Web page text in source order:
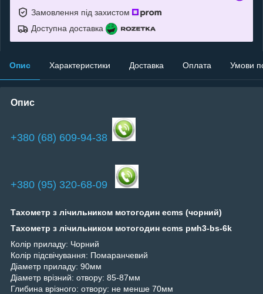
Замовлення під захистом
Доступна доставка
Опис Характеристики Доставка Оплата Умови
Опис
+380 (68) 609-94-38
+380 (95) 320-68-09
Тахометр з лічильником мотогодин ecms (чорний)
Тахометр з лічильником мотогодин ecms рмһ3-bs-6k
Колір приладу: Чорний
Колір підсвічування: Помаранчевий
Діаметр приладу: 90мм
Діаметр врізний: отвору: 85-87мм
Глибина врізного: отвору: не менше 70мм